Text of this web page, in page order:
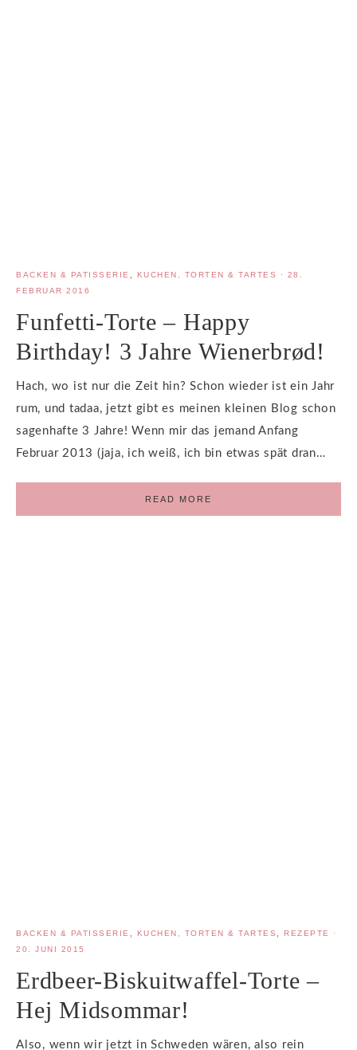
BACKEN & PATISSERIE KUCHEN, TORTEN & TARTES · 28.
FEBRUAR 2016
Funfetti-Torte – Happy
Birthday! 3 Jahre Wienerbrød!
Hach, wo ist nur die Zeit hin? Schon wieder ist ein Jahr
rum, und tadaa, jetzt gibt es meinen kleinen Blog schon
sagenhafte 3 Jahre! Wenn mir das jemand Anfang
Februar 2013 (jaja, ich weiß, ich bin etwas spät dran…
READ MORE
BACKEN & PATISSERIE KUCHEN, TORTEN & TARTES REZEPTE
·
20. JUNI 2015
Erdbeer-Biskuitwaffel-Torte –
Hej Midsommar!
Also, wenn wir jetzt in Schweden wären, also rein